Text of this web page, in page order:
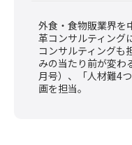
外食・食物販業界を
革コンサルティング
コンサルティングも
みの当たり前が変わ
月号）、「人材難4
画を担当。